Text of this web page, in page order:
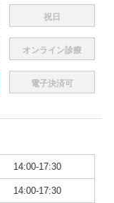
祝日
オンライン診療
電子決済可
14:00-17:30
14:00-17:30